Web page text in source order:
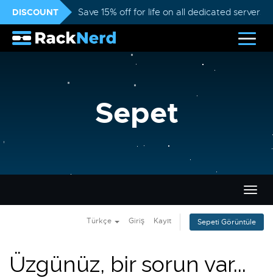
DISCOUNT Save 15% off for life on all dedicated servers
Sepet
Türkçe Giriş Kayıt Sepeti Görüntüle
Üzgünüz, bir sorun var...